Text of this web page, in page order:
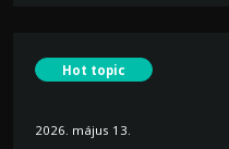
Hot topic
2026. május 13.